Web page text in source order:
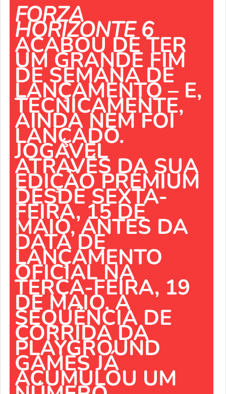
FORZA
HORIZONTE 6
ACABOU DE TER
UM GRANDE FIM
DE SEMANA DE
LANÇAMENTO – E,
TECNICAMENTE,
AINDA NEM FOI
LANÇADO.
JOGÁVEL
ATRAVÉS DA SUA
EDIÇÃO PREMIUM
DESDE SEXTA-
FEIRA, 15 DE
MAIO, ANTES DA
DATA DE
LANÇAMENTO
OFICIAL NA
TERÇA-FEIRA, 19
DE MAIO, A
SEQUÊNCIA DE
CORRIDA DA
PLAYGROUND
GAMES JÁ
ACUMULOU UM